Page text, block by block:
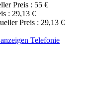
Preis : 55 €
: 29,13 €
Preis : 29,13 €
Telefonie